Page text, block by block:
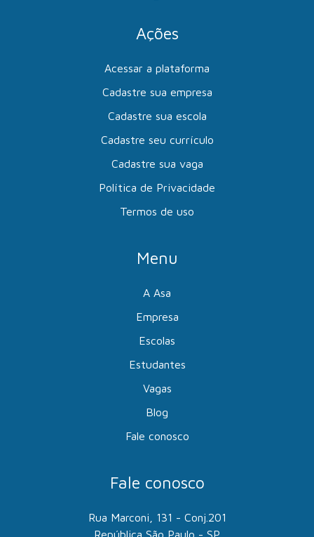
Ações
Acessar a plataforma
Cadastre sua empresa
Cadastre sua escola
Cadastre seu currículo
Cadastre sua vaga
Política de Privacidade
Termos de uso
Menu
A Asa
Empresa
Escolas
Estudantes
Vagas
Blog
Fale conosco
Fale conosco
Rua Marconi, 131 - Conj.201
República São Paulo - SP